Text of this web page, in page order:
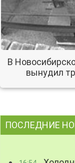
В
вынудил
ПОСЛЕДНИЕ